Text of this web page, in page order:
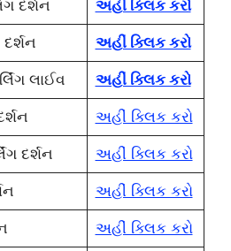
દર્શન અહીં ક્લિક કરો
અહીં ક્લિક કરો
લાઈવ અહીં ક્લિક કરો
અહીં ક્લિક કરો
દર્શન અહીં ક્લિક કરો
અહીં ક્લિક કરો
અહીં ક્લિક કરો